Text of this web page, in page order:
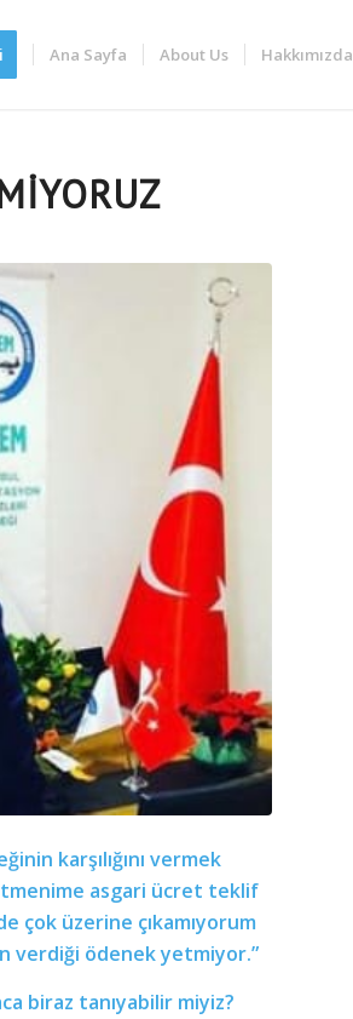
Ana Sayfa About Us Hakkımızda
karşılığını vermek
asgari ücret teklif
çok üzerine çıkamıyorum
verdiği ödenek yetmiyor.”
biraz tanıyabilir miyiz?